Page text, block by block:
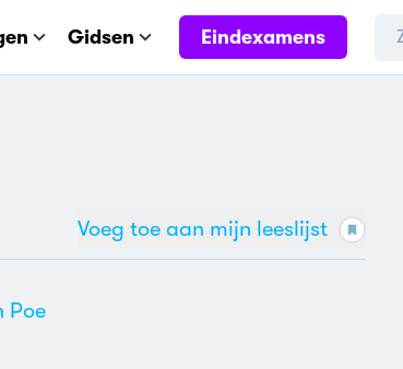
Gidsen Eindexamens
Voeg toe aan mijn leeslijst
Poe